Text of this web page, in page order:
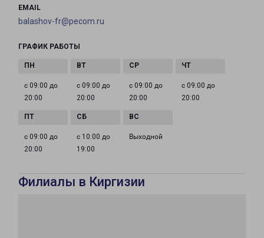
EMAIL
balashov-fr@pecom.ru
ГРАФИК РАБОТЫ
с 09:00 до
20:00
с 09:00 до
20:00
с 09:00 до
20:00
с 09:00 до
20:00
с 09:00 до
20:00
с 10:00 до
19:00
Выходной
Филиалы в Киргизии